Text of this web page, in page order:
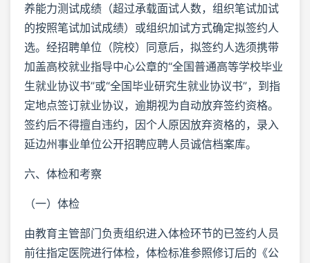
养能力测试成绩（超过承载面试人数，组织笔试加试
的按照笔试加试成绩）或组织加试方式确定拟签约人
选。经招聘单位（院校）同意后，拟签约人选须携带
加盖高校就业指导中心公章的“全国普通高等学校毕业
生就业协议书”或“全国毕业研究生就业协议书”，到指
定地点签订就业协议，逾期视为自动放弃签约资格。
签约后不得擅自违约，因个人原因放弃资格的，录入
延边州事业单位公开招聘应聘人员诚信档案库。
六、体检和考察
（一）体检
由教育主管部门负责组织进入体检环节的已签约人员
前往指定医院进行体检，体检标准参照修订后的《公